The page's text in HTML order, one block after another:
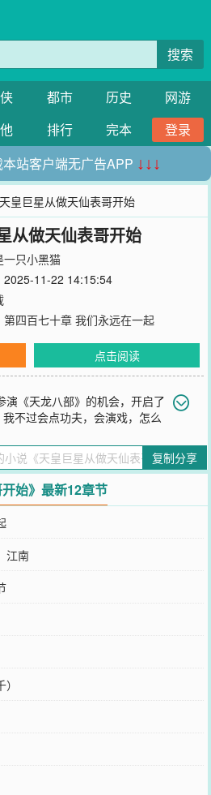
搜索
都市 历史
网游
排行 完本
登录
站客户端无广告APP ↓↓↓
皇巨星从做天仙表哥开始
从做天仙表哥开始
一只小黑猫
2025-11-22 14:15:54
第四百七十章 我们永远在一起
点击阅读
《天龙八部》的机会，开启了
不过会点功夫，会演戏，怎么
表哥开始》还不错的话请不要忘记向
荐哦！
复制分享
始》最新12章节
江南